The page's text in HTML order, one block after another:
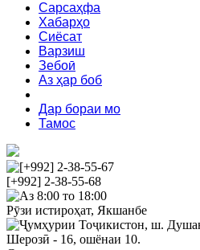
Сарсаҳфа
Хабарҳо
Сиёсат
Варзиш
Зебоӣ
Аз ҳар боб
Дар бораи мо
Тамос
[+992] 2-38-55-67
[+992] 2-38-55-68
Аз 8:00 то 18:00
Рӯзи истироҳат, Якшанбе
Ҷумҳурии Тоҷикистон, ш.
Шерозӣ - 16, ошёнаи 10.